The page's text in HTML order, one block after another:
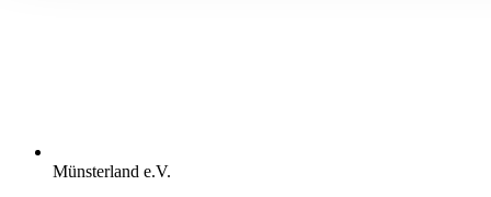
Münsterland e.V.